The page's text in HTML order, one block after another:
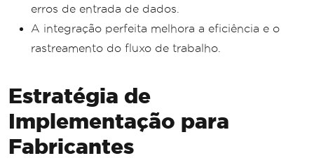
erros de entrada de dados.
A integração perfeita melhora a eficiência e o
rastreamento do fluxo de trabalho.
Estratégia de
Implementação para
Fabricantes